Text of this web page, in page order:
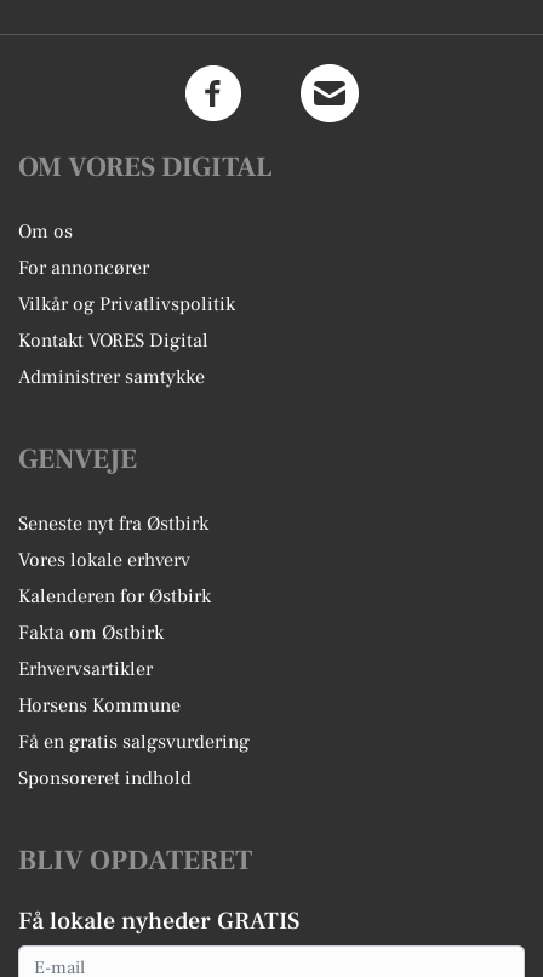
OM VORES DIGITAL
Om os
For annoncører
Vilkår og Privatlivspolitik
Kontakt VORES Digital
Administrer samtykke
GENVEJE
Seneste nyt fra Østbirk
Vores lokale erhverv
Kalenderen for Østbirk
Fakta om Østbirk
Erhvervsartikler
Horsens Kommune
Få en gratis salgsvurdering
Sponsoreret indhold
BLIV OPDATERET
Få lokale nyheder GRATIS
Email